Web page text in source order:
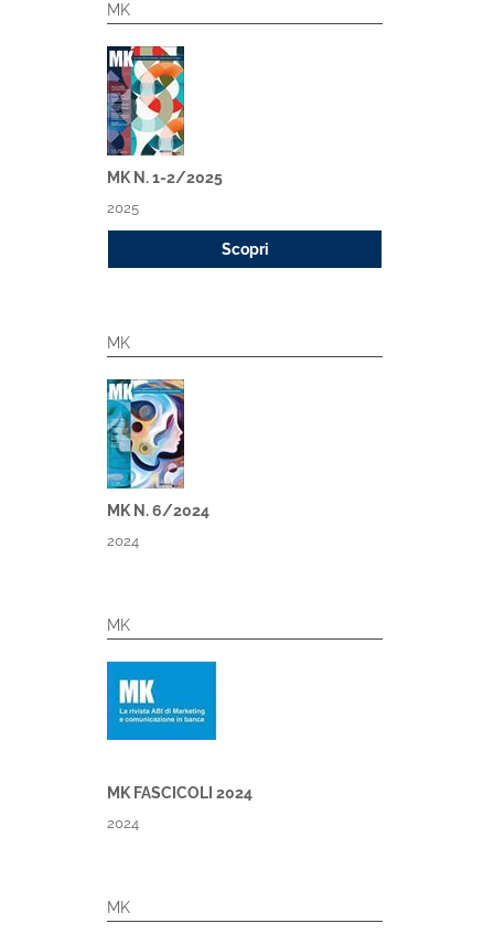
MK
MK N. 1-2/2025
2025
Scopri
MK
MK N. 6/2024
2024
MK
MK FASCICOLI 2024
2024
MK